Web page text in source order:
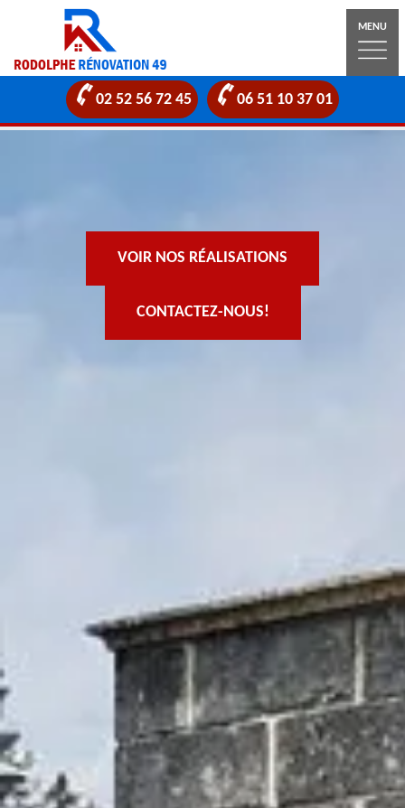
MENU
02 52 56 72 45 06 51 10 37 01
VOIR NOS RÉALISATIONS
CONTACTEZ-NOUS!